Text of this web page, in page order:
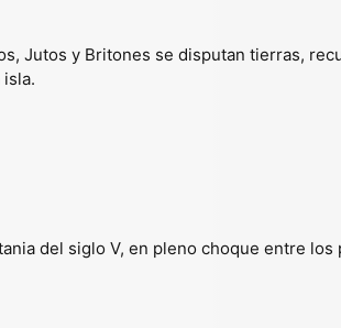
Jutos y Britones se disputan tierras,
del siglo V, en pleno choque entre los